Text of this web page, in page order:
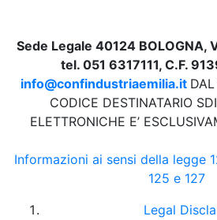
Sede Legale 40124 BOLOGNA,
tel. 051 6317111, C.F.
info@confindustriaemilia.it
CODICE DESTINATARIO
ELETTRONICHE E’
Informazioni ai sensi della legge
125 e 127
Legal